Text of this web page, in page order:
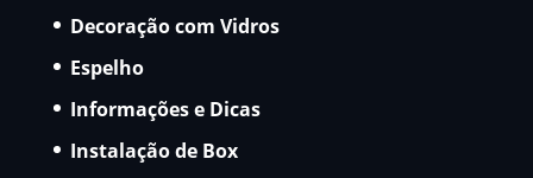
Decoração com Vidros
Espelho
Informações e Dicas
Instalação de Box